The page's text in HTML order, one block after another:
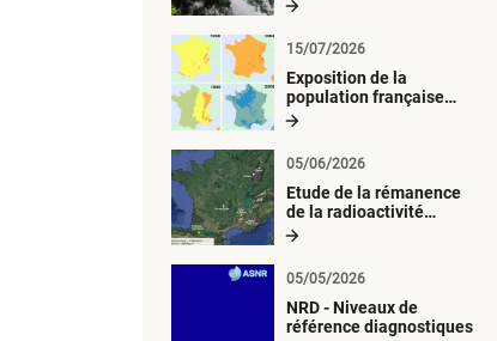
Exposition de la
population française
métropolitaine aux
atmosphériques
radioactives depuis 1945
15/07/2026
Etude de la rémanence
de la radioactivité
d’origine artificielle
05/06/2026
NRD - Niveaux de
référence diagnostiques
05/05/2026